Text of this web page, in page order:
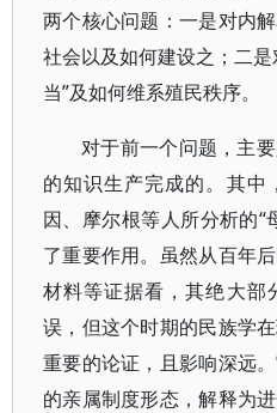
两个核心问题：一是对内
社会以及如何建设之；二
当”及如何维系殖民秩序。
对于前一个问题，主
的知识生产完成的。其中
因、摩尔根等人所分析的“
了重要作用。虽然从百年
材料等证据看，其绝大部
误，但这个时期的民族学
重要的论证，且影响深远
的亲属制度形态，解释为